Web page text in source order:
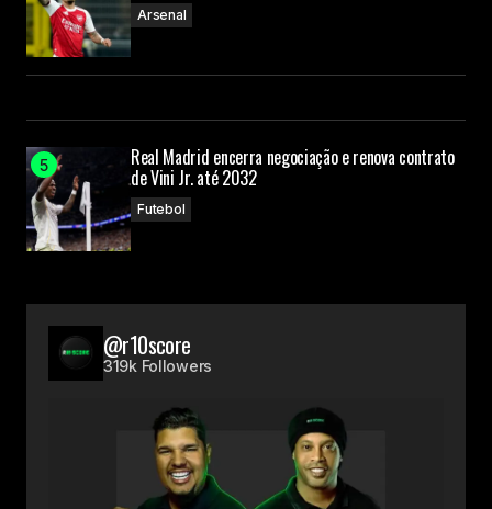
Arsenal
Real Madrid encerra negociação e renova contrato
de Vini Jr. até 2032
Futebol
@r10score
319k Followers